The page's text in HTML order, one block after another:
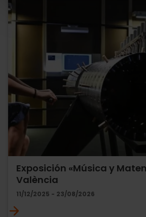
Exposición «Música y
València
11/12/2025 - 23/08/2026